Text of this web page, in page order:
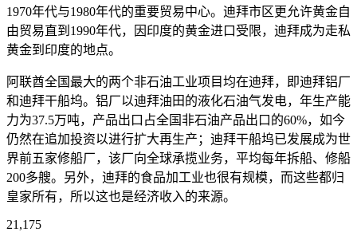
1970年代与1980年代的重要贸易中心。迪拜市区更允许黄金自
由贸易直到1990年代，因印度的黄金进口受限，迪拜成为走私
黄金到印度的地点。
阿联酋全国最大的两个非石油工业项目均在迪拜，即迪拜铝厂
和迪拜干船坞。铝厂以迪拜油田的液化石油气发电，年生产能
力为37.5万吨，产品出口占全国非石油产品出口的60%，如今
仍然在追加投资以进行扩大再生产；迪拜干船坞已发展成为世
界前五家修船厂，该厂向全球承揽业务，平均每年拆船、修船
200多艘。另外，迪拜的食品加工业也很有规模，而这些都归
皇家所有，所以这也是经济收入的来源。
21,175